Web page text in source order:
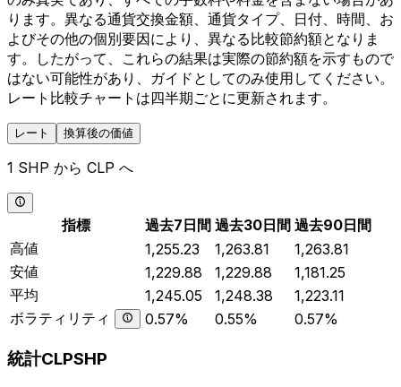
ります。異なる通貨交換金額、通貨タイプ、日付、時間、お
よびその他の個別要因により、異なる比較節約額となりま
す。したがって、これらの結果は実際の節約額を示すもので
はない可能性があり、ガイドとしてのみ使用してください。
レート比較チャートは四半期ごとに更新されます。
レート 換算後の価値
1 SHP から CLP へ
指標 過去7日間 過去30日間 過去90日間
高値
1,255.23 1,263.81
1,263.81
安値
1,229.88 1,229.88
1,181.25
平均
1,245.05 1,248.38
1,223.11
ボラティリティ
0.57% 0.55% 0.57%
統計CLPSHP